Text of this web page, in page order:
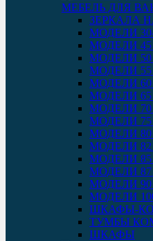
МЕБЕЛЬ ДЛЯ
ЗЕРКАЛА
МОДЕЛИ
МОДЕЛИ
МОДЕЛИ
МОДЕЛИ
МОДЕЛИ
МОДЕЛИ
МОДЕЛИ
МОДЕЛИ
МОДЕЛИ
МОДЕЛИ
МОДЕЛИ
МОДЕЛИ
МОДЕЛИ
МОДЕЛИ
ШКАФЫ-
ТУМБЫ
ШКАФЫ